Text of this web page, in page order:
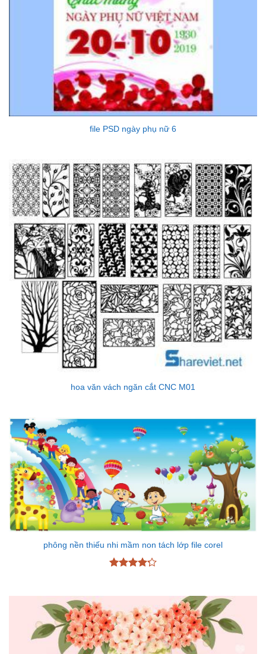
file PSD ngày phụ nữ 6
hoa văn vách ngăn cắt CNC M01
phông nền thiếu nhi mầm non tách lớp file corel
5 sao